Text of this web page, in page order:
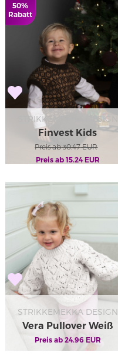
50%
Rabatt
STRIKKEMEKKA DESIGN
Finvest Kids
Preis ab 30.47EUR
Preis ab 15.24EUR
STRIKKEMEKKA DESIGN
Vera Pullover Weiß
Preis ab 24.96EUR